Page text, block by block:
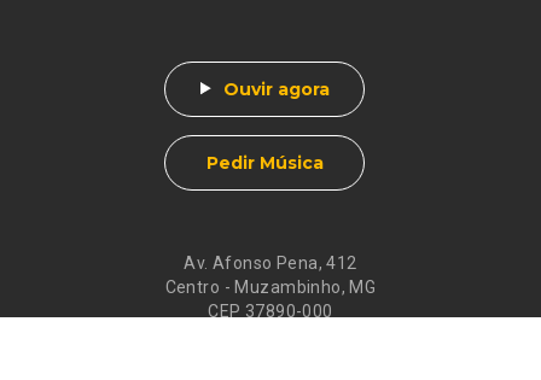
Av. Afonso Pena, 412
Centro - Muzambinho, MG
CEP 37890-000
Ouvir agora
Pedir Música